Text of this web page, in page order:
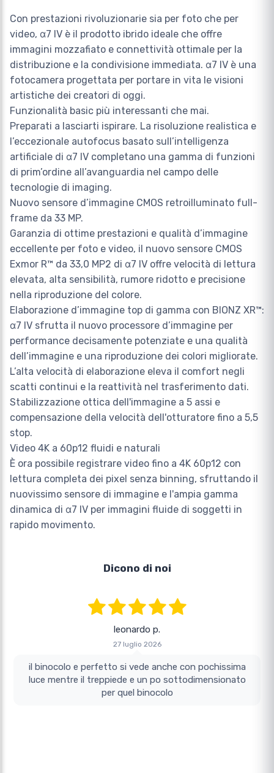
Con prestazioni rivoluzionarie sia per foto che per
video, α7 IV è il prodotto ibrido ideale che offre
immagini mozzafiato e connettività ottimale per la
distribuzione e la condivisione immediata. α7 IV è una
fotocamera progettata per portare in vita le visioni
artistiche dei creatori di oggi.
Funzionalità basic più interessanti che mai.
Preparati a lasciarti ispirare. La risoluzione realistica e
l’eccezionale autofocus basato sull’intelligenza
artificiale di α7 IV completano una gamma di funzioni
di prim’ordine all’avanguardia nel campo delle
tecnologie di imaging.
Nuovo sensore d’immagine CMOS retroilluminato full-
frame da 33 MP.
Garanzia di ottime prestazioni e qualità d’immagine
eccellente per foto e video, il nuovo sensore CMOS
Exmor R™ da 33,0 MP2 di α7 IV offre velocità di lettura
elevata, alta sensibilità, rumore ridotto e precisione
nella riproduzione del colore.
Elaborazione d’immagine top di gamma con BIONZ XR™:
α7 IV sfrutta il nuovo processore d’immagine per
performance decisamente potenziate e una qualità
dell’immagine e una riproduzione dei colori migliorate.
L’alta velocità di elaborazione eleva il comfort negli
scatti continui e la reattività nel trasferimento dati.
Stabilizzazione ottica dell'immagine a 5 assi e
compensazione della velocità dell'otturatore fino a 5,5
stop.
Video 4K a 60p12 fluidi e naturali
È ora possibile registrare video fino a 4K 60p12 con
lettura completa dei pixel senza binning, sfruttando il
nuovissimo sensore di immagine e l'ampia gamma
dinamica di α7 IV per immagini fluide di soggetti in
rapido movimento.
Dicono di noi
leonardo p.
27 luglio 2026
il binocolo e perfetto si vede anche con pochissima
luce mentre il treppiede e un po sottodimensionato
per quel binocolo